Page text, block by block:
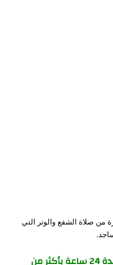
من صلاة الشفع والوتر التي
تمت مشاهدة الفيديو لمدة 24 ساعة بأكثر من